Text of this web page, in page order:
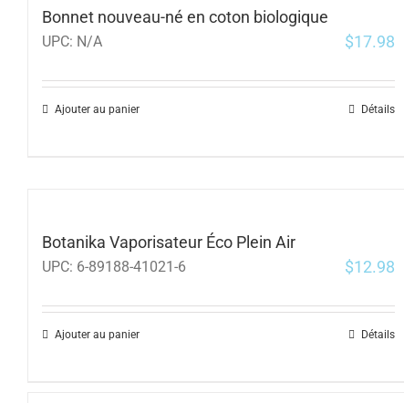
Bonnet nouveau-né en coton biologique
UPC: N/A $17.98
Ajouter au panier Détails
Botanika Vaporisateur Éco Plein Air
UPC: 6-89188-41021-6 $12.98
Ajouter au panier Détails